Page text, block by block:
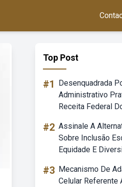
Top Post
#1
Desenquadrada
Administrativo
Receita Federal
#2 Assinale A
Sobre Inclusão
Equidade E
#3 Mecanismo De
Celular Referente